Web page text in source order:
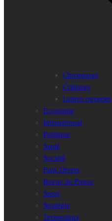
Chroniques
Critiques
Lettres ouvertes
Economie
International
Politique
Santé
Société
Faits Divers
Revue de Presse
Sport
Stratégie
Technology